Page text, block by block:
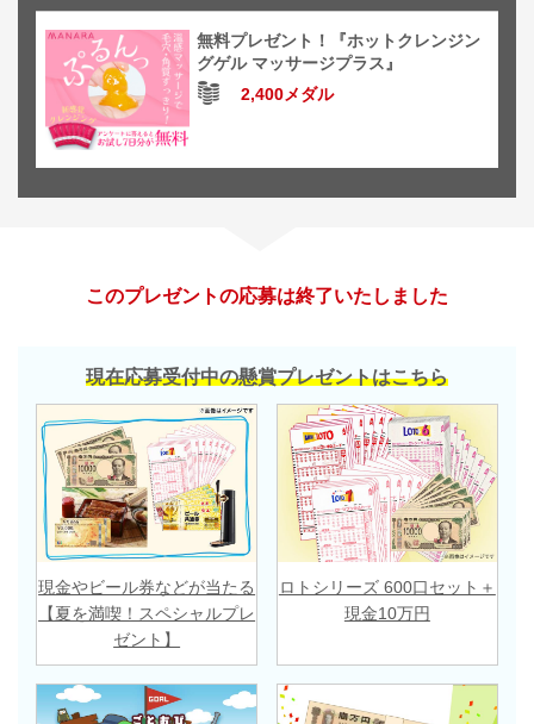
無料プレゼント！『ホットクレンジン
グゲル マッサージプラス』
2,400メダル
このプレゼントの応募は終了いたしました
現在応募受付中の懸賞プレゼントはこちら
現金やビール券などが当たる
【夏を満喫！スペシャルプレ
ゼント】
ロトシリーズ 600口セット＋
現金10万円